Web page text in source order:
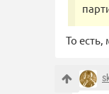
То есть,